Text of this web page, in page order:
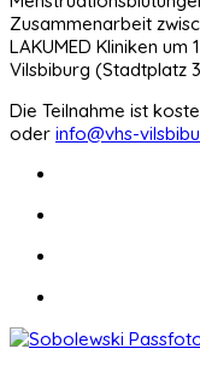
Zusammenarbeit
LAKUMED Kliniken
Vilsbiburg (Stadtplatz
Die Teilnahme ist
oder info@vhs-